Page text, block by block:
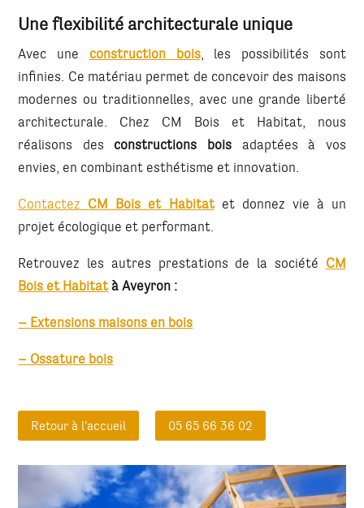
Une flexibilité architecturale unique
Avec une construction bois, les possibilités sont
infinies. Ce matériau permet de concevoir des maisons
modernes ou traditionnelles, avec une grande liberté
architecturale. Chez CM Bois et Habitat, nous
réalisons des
constructions bois adaptées à vos
envies, en combinant esthétisme et innovation.
Contactez CM Bois et Habitat et donnez vie à un
projet écologique et performant.
Retrouvez les autres prestations de la société CM
Bois et Habitatà Aveyron :
– Extensions maisons en bois
– Ossature bois
Retour à l'accueil 05 65 66 36 02